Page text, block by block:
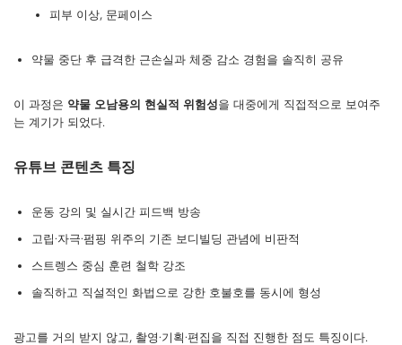
피부 이상, 문페이스
약물 중단 후 급격한 근손실과 체중 감소 경험을 솔직히 공유
이 과정은 약물 오남용의 현실적 위험성을 대중에게 직접적으로 보여주
는 계기가 되었다.
유튜브 콘텐츠 특징
운동 강의 및 실시간 피드백 방송
고립·자극·펌핑 위주의 기존 보디빌딩 관념에 비판적
스트렝스 중심 훈련 철학 강조
솔직하고 직설적인 화법으로 강한 호불호를 동시에 형성
광고를 거의 받지 않고, 촬영·기획·편집을 직접 진행한 점도 특징이다.